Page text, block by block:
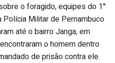
o foragido, equipes do 1°
Militar de Pernambuco
até o bairro Janga, em
o homem dentro
de prisão contra ele.